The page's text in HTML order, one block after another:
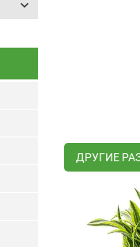
ДРУГИЕ
keyboard_arrow_down